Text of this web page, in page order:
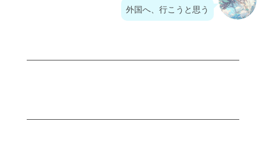
外国へ、行こうと思う